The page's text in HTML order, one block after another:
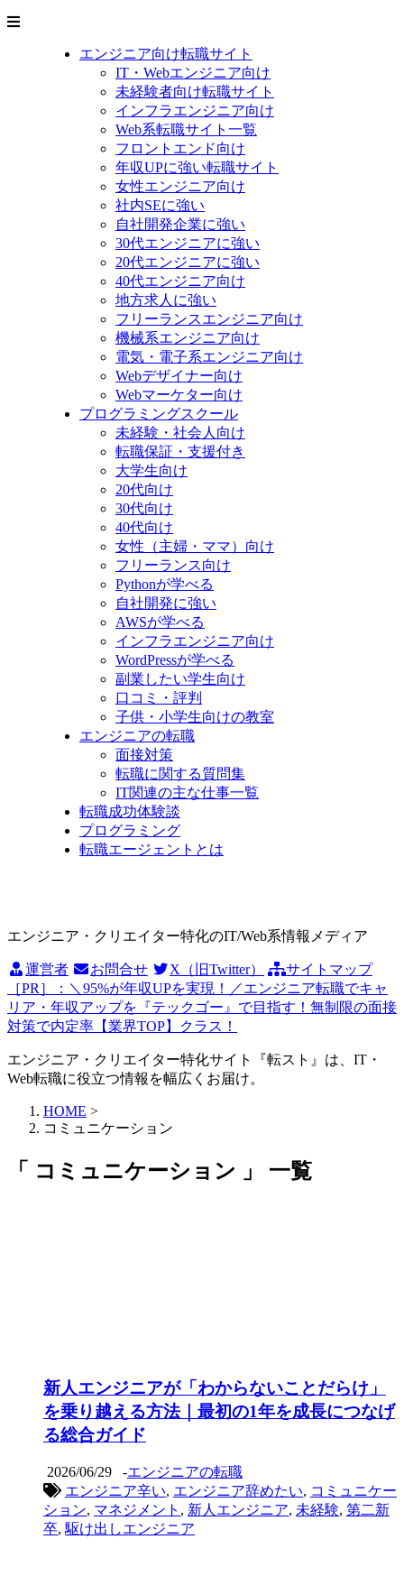
エンジニア向け転職サイト
IT・Webエンジニア向け
未経験者向け転職サイト
インフラエンジニア向け
Web系転職サイト一覧
フロントエンド向け
年収UPに強い転職サイト
女性エンジニア向け
社内SEに強い
自社開発企業に強い
30代エンジニアに強い
20代エンジニアに強い
40代エンジニア向け
地方求人に強い
フリーランスエンジニア向け
機械系エンジニア向け
電気・電子系エンジニア向け
Webデザイナー向け
Webマーケター向け
プログラミングスクール
未経験・社会人向け
転職保証・支援付き
大学生向け
20代向け
30代向け
40代向け
女性（主婦・ママ）向け
フリーランス向け
Pythonが学べる
自社開発に強い
AWSが学べる
インフラエンジニア向け
WordPressが学べる
副業したい学生向け
口コミ・評判
子供・小学生向けの教室
エンジニアの転職
面接対策
転職に関する質問集
IT関連の主な仕事一覧
転職成功体験談
プログラミング
転職エージェントとは
エンジニア・クリエイター特化のIT/Web系情報メディア
運営者 お問合せ X（旧Twitter）
サイトマップ
［PR］：＼95%が年収UPを実現！／エンジニア転職でキャ
リア・年収アップを『テックゴー』で目指す！無制限の面接
対策で内定率【業界TOP】クラス！
エンジニア・クリエイター特化サイト『転スト』は、IT・
Web転職に役立つ情報を幅広くお届け。
HOME >
コミュニケーション
「 コミュニケーション 」 一覧
新人エンジニアが「わからないことだらけ」
を乗り越える方法｜最初の1年を成長につなげ
る総合ガイド
2026/06/29 -エンジニアの転職
エンジニア辛い, エンジニア辞めたい, コミュニケー
ション, マネジメント , 新人エンジニア, 未経験, 第二新
卒, 駆け出しエンジニア